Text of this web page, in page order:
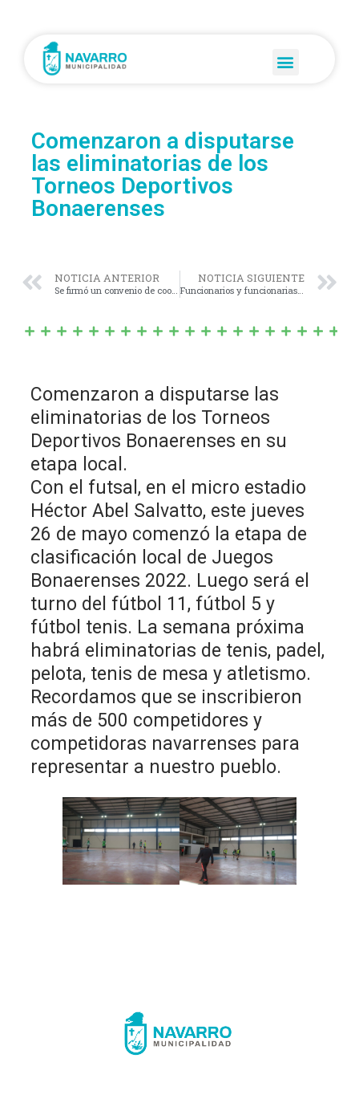
Comenzaron a disputarse
las eliminatorias de los
Torneos Deportivos
Bonaerenses
NOTICIA ANTERIOR
Se firmó un convenio de cooperación reciproca entre la Municipalidad de Navarro y la empresa SODIR S.R.L
NOTICIA SIGUIENTE
Funcionarios y funcionarias de la municipalidad de Navarro estuvieron en Las Marianas
Comenzaron a disputarse las
eliminatorias de los Torneos
Deportivos Bonaerenses en su
etapa local.
Con el futsal, en el micro estadio
Héctor Abel Salvatto, este jueves
26 de mayo comenzó la etapa de
clasificación local de Juegos
Bonaerenses 2022. Luego será el
turno del fútbol 11, fútbol 5 y
fútbol tenis. La semana próxima
habrá eliminatorias de tenis, padel,
pelota, tenis de mesa y atletismo.
Recordamos que se inscribieron
más de 500 competidores y
competidoras navarrenses para
representar a nuestro pueblo.